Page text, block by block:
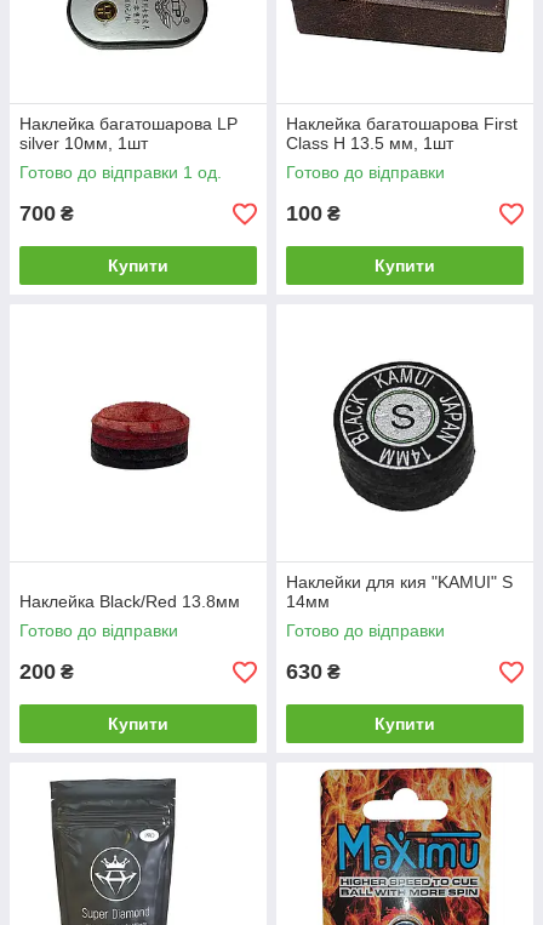
Наклейка багатошарова LP
silver 10мм, 1шт
Готово до відправки 1 од.
700 ₴
Купити
Наклейка багатошарова First
Class H 13.5 мм, 1шт
Готово до відправки
100 ₴
Купити
Наклейка Black/Red 13.8мм
Готово до відправки
200 ₴
Купити
Наклейки для кия "KAMUI" S
14мм
Готово до відправки
630 ₴
Купити